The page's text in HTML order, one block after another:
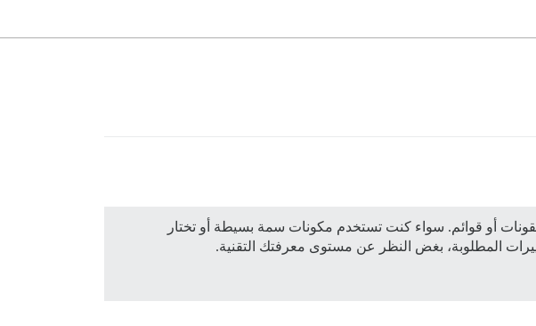
أو قوائم. سواء كنت تستخدم مكونات سمة بسيطة أو تختار
المطلوبة، بغض النظر عن مستوى معرفتك التقنية.